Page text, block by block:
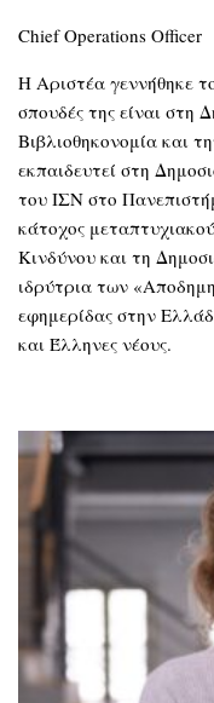
Chief Operations Officer
Η Αριστέα γεννήθηκε
σπουδές της είναι στη
Βιβλιοθηκονομία και
εκπαιδευτεί στη
του ΙΣΝ στο
κάτοχος
Κινδύνου και τη
ιδρύτρια των
εφημερίδας στην
και Έλληνες νέους.